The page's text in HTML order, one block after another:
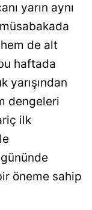
Balıkesir
Bilecik
Bingöl
Bitlis
Bolu
Burdur
Bursa
yarın aynı
de alt
haftada
yarışından
dengeleri
ilk
öneme sahip